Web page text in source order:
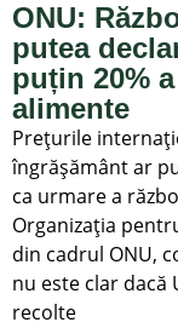
ONU:
putea
puțin 20%
alimente
Prețurile
îngrășământ ar
ca urmare a
Organizația
din cadrul ONU,
nu este clar dacă
recolte